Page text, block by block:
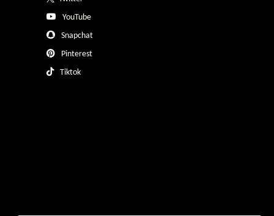
YouTube
Snapchat
Pinterest
Tiktok